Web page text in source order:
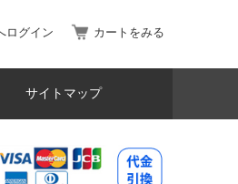
ログイン カートをみる
サイトマップ